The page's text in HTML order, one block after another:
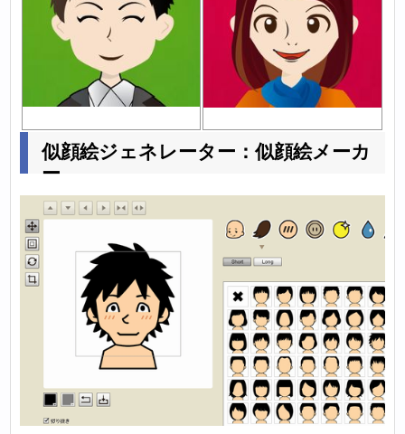
似顔絵ジェネレーター：似顔絵メーカ
ー